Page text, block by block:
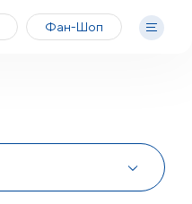
Фан-Шоп